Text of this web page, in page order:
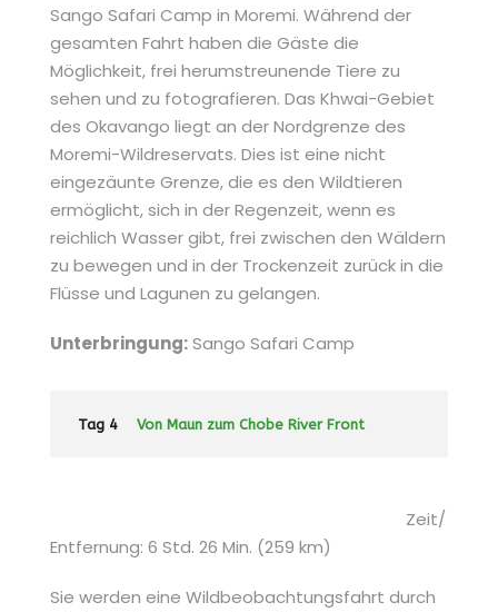
Sango Safari Camp in Moremi. Während der
gesamten Fahrt haben die Gäste die
Möglichkeit, frei herumstreunende Tiere zu
sehen und zu fotografieren. Das Khwai-Gebiet
des Okavango liegt an der Nordgrenze des
Moremi-Wildreservats. Dies ist eine nicht
eingezäunte Grenze, die es den Wildtieren
ermöglicht, sich in der Regenzeit, wenn es
reichlich Wasser gibt, frei zwischen den Wäldern
zu bewegen und in der Trockenzeit zurück in die
Flüsse und Lagunen zu gelangen.
Unterbringung:Sango Safari Camp
Tag 4 Von Maun zum Chobe River Front
Zeit/
Entfernung: 6 Std. 26 Min. (259 km)
Sie werden eine Wildbeobachtungsfahrt durch